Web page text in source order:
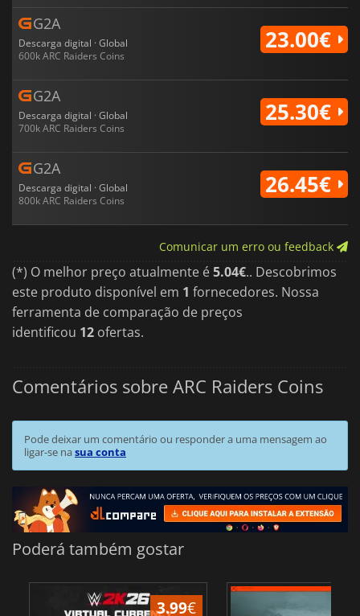
G2A
Descarga digital · Global
600k ARC Raiders Coins
23.00€
G2A
Descarga digital · Global
700k ARC Raiders Coins
25.30€
G2A
Descarga digital · Global
800k ARC Raiders Coins
26.45€
Comunicar um erro ou feedback
(*) O melhor preço atualmente é5.04€.. Descobrimos
este produto disponível em 1 fornecedores. Nossa
ferramenta de comparação de preços
identificou 12 ofertas.
Comentários sobre ARC Raiders Coins
Pode deixar um comentário ou responder a uma mensagem ao
ligar-se nasua conta
Poderá também gostar
3.99€